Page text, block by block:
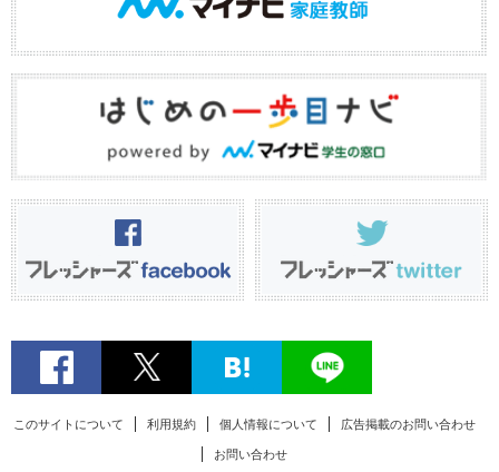
このサイトについて 利用規約 個人情報について 広告掲載のお問い合わせ
お問い合わせ